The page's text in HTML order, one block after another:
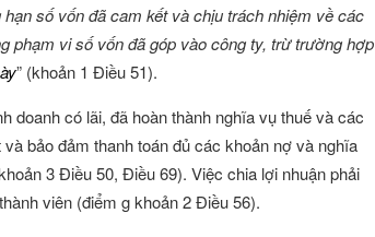
hạn số vốn đã cam kết và chịu trách nhiệm về các
phạm vi số vốn đã góp vào công ty, trừ trường hợp
” (khoản 1 Điều 51).
doanh có lãi, đã hoàn thành nghĩa vụ thuế và các
bảo đảm thanh toán đủ các khoản nợ và nghĩa
3 Điều 50, Điều 69). Việc chia lợi nhuận phải
viên (điểm g khoản 2 Điều 56).